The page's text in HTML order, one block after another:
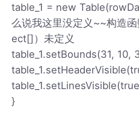
table_1 = new
么说我这里没定义~~构造
ect[]）未定义
table_1.setBounds(31, 10,
}